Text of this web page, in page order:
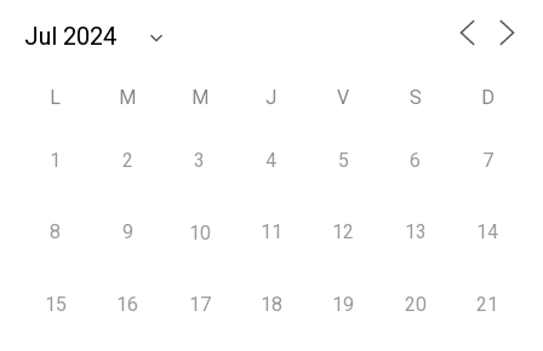
L M M J V S D
1 2 3 4 5 6 7
8 9 10 11 12 13 14
15 16 17 18 19 20 21